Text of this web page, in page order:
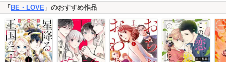
「 BE・LOVE 」のおすすめ作品